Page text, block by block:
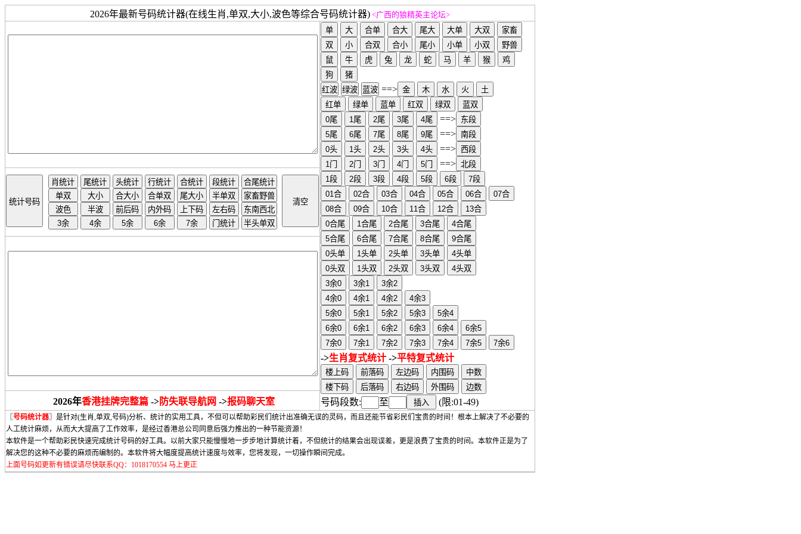
2026年最新号码统计器(在线生肖,单双,大小,波色等综合号码统计器) <广西的狼精英主论坛>
==>
==>
==>
==>
==>
->生肖复式统计 ->平特复式统计
号码段数: 至 (限:01-49)
2026年香港挂牌完整篇 ->防失联导航网 ->报码聊天室
〖号码统计器〗是针对(生肖,单双,号码)分析、统计的实用工具，不但可以帮助彩民们统计出准确无误的灵码，而且还能节省彩民们宝贵的时间！根本上解决了不必要的
人工统计麻烦，从而大大提高了工作效率，是经过香港总公司同意后强力推出的一种节能资源！
本软件是一个帮助彩民快速完成统计号码的好工具。以前大家只能慢慢地一步步地计算统计着，不但统计的结果会出现误差，更是浪费了宝贵的时间。本软件正是为了
解决您的这种不必要的麻烦而编制的。本软件将大幅度提高统计速度与效率，您将发现，一切操作瞬间完成。
上面号码如更新有错误请尽快联系QQ：1018170554 马上更正